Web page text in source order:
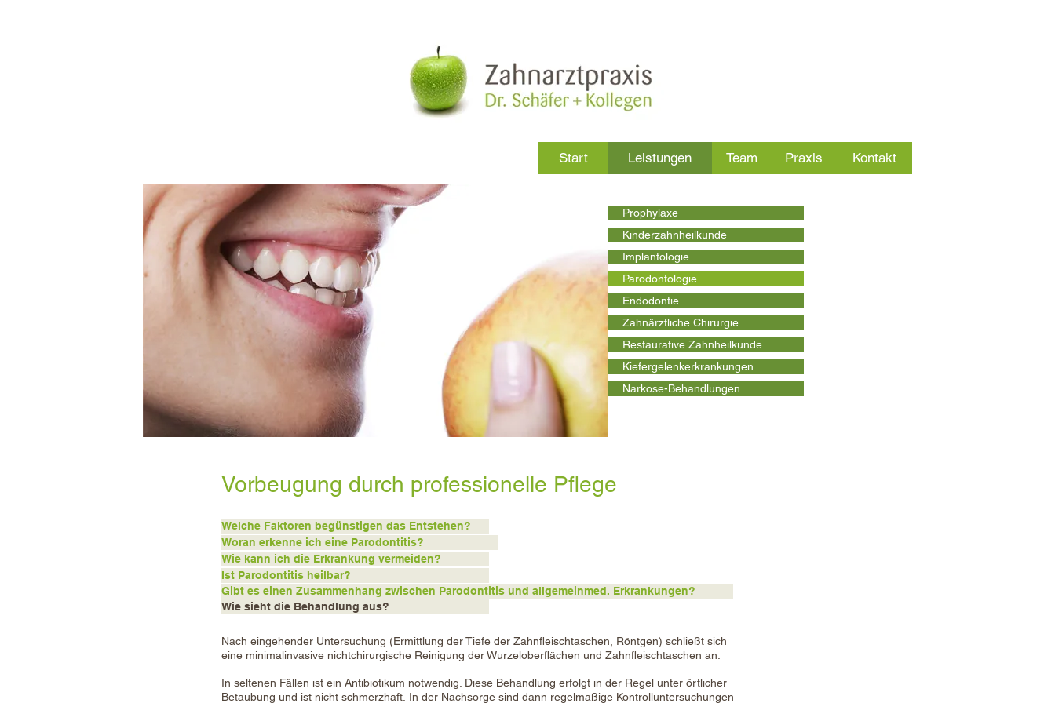
Start Leistungen Team Praxis Kontakt
Prophylaxe
Kinderzahnheilkunde
Implantologie
Parodontologie
Endodontie
Zahnärztliche Chirurgie
Restaurative Zahnheilkunde
Kiefergelenkerkrankungen
Narkose-Behandlungen
Vorbeugung durch professionelle Pflege
Welche Faktoren begünstigen das Entstehen?
Woran erkenne ich eine Parodontitis?
Wie kann ich die Erkrankung vermeiden?
Ist Parodontitis heilbar?
Gibt es einen Zusammenhang zwischen Parodontitis und allgemeinmed. Erkrankungen?
Wie sieht die Behandlung aus?
Nach eingehender Untersuchung (Ermittlung der Tiefe der Zahnfleischtaschen, Röntgen) schließt sich
eine minimalinvasive nichtchirurgische Reinigung der Wurzeloberflächen und Zahnfleischtaschen an.
In seltenen Fällen ist ein Antibiotikum notwendig. Diese Behandlung erfolgt in der Regel unter örtlicher
Betäubung und ist nicht schmerzhaft. In der Nachsorge sind dann regelmäßige Kontrolluntersuchungen